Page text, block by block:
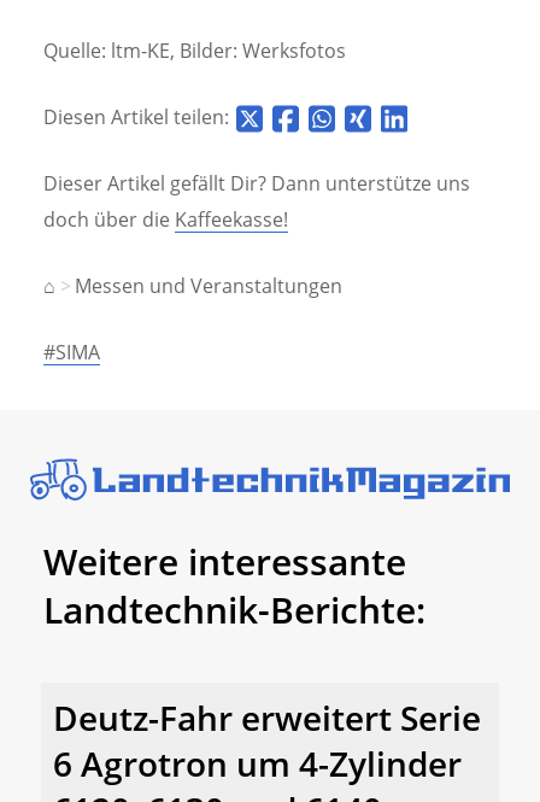
Quelle: ltm-KE, Bilder: Werksfotos
Diesen Artikel teilen:
Dieser Artikel gefällt Dir? Dann unterstütze uns
doch über die Kaffeekasse!
⌂ Messen und Veranstaltungen
#SIMA
Weitere interessante
Landtechnik-Berichte:
Deutz-Fahr erweitert Serie
6 Agrotron um 4-Zylinder